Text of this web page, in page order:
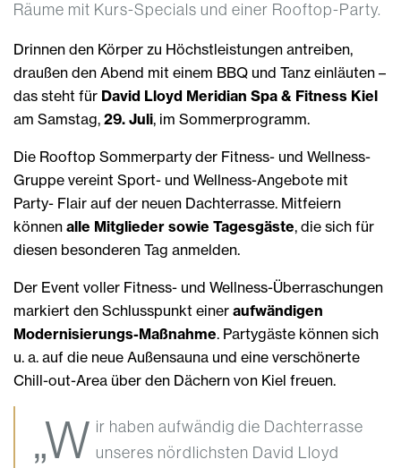
Räume mit Kurs-Specials und einer Rooftop-Party.
Drinnen den Körper zu Höchstleistungen antreiben,
draußen den Abend mit einem BBQ und Tanz einläuten –
das steht für David Lloyd Meridian Spa & Fitness Kiel
am Samstag, 29. Juli, im Sommerprogramm.
Die Rooftop Sommerparty der Fitness- und Wellness-
Gruppe vereint Sport- und Wellness-Angebote mit
Party- Flair auf der neuen Dachterrasse. Mitfeiern
können alle Mitglieder sowie Tagesgäste, die sich für
diesen besonderen Tag anmelden.
Der Event voller Fitness- und Wellness-Überraschungen
markiert den Schlusspunkt einer aufwändigen
Modernisierungs-Maßnahme. Partygäste können sich
u. a. auf die neue Außensauna und eine verschönerte
Chill-out-Area über den Dächern von Kiel freuen.
„W ir haben aufwändig die Dachterrasse
unseres nördlichsten David Lloyd